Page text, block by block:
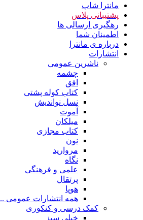
مانترا شاپ
پشتیبانی پلاس
رهگیری ارسالی ها
اطمینان شما
درباره ی مانترا
انتشارات
ناشرین عمومی
چشمه
افق
کتاب کوله پشتی
نسل نواندیش
آموت
میلکان
کتاب مجازی
نون
مروارید
نگاه
علمی و فرهنگی
پرتقال
هوپا
همه انتشارات عمومی ..
کمک درسی و کنکوری
خیلی سبز